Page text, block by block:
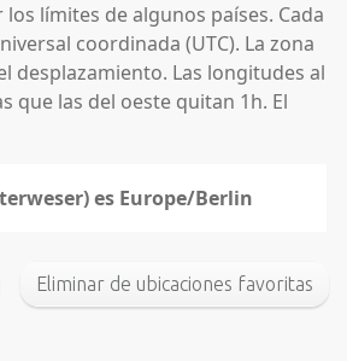
límites de algunos países. Cada
coordinada (UTC). La zona
desplazamiento. Las longitudes al
que las del oeste quitan 1h. El
es Europe/Berlin
Eliminar de ubicaciones favoritas